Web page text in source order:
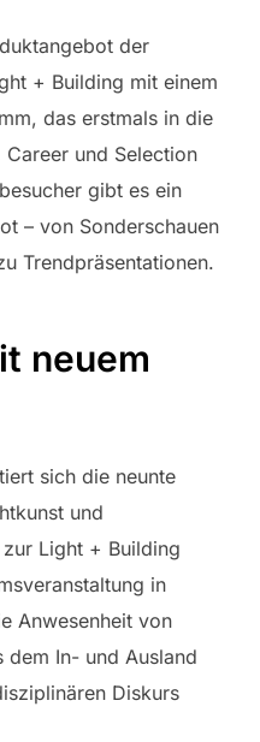
der
+ Building mit einem
das erstmals in die
und Selection
gibt es ein
– von Sonderschauen
Trendpräsentationen.
neuem
sich die neunte
und
Light + Building
in
Anwesenheit von
dem In- und Ausland
Diskurs